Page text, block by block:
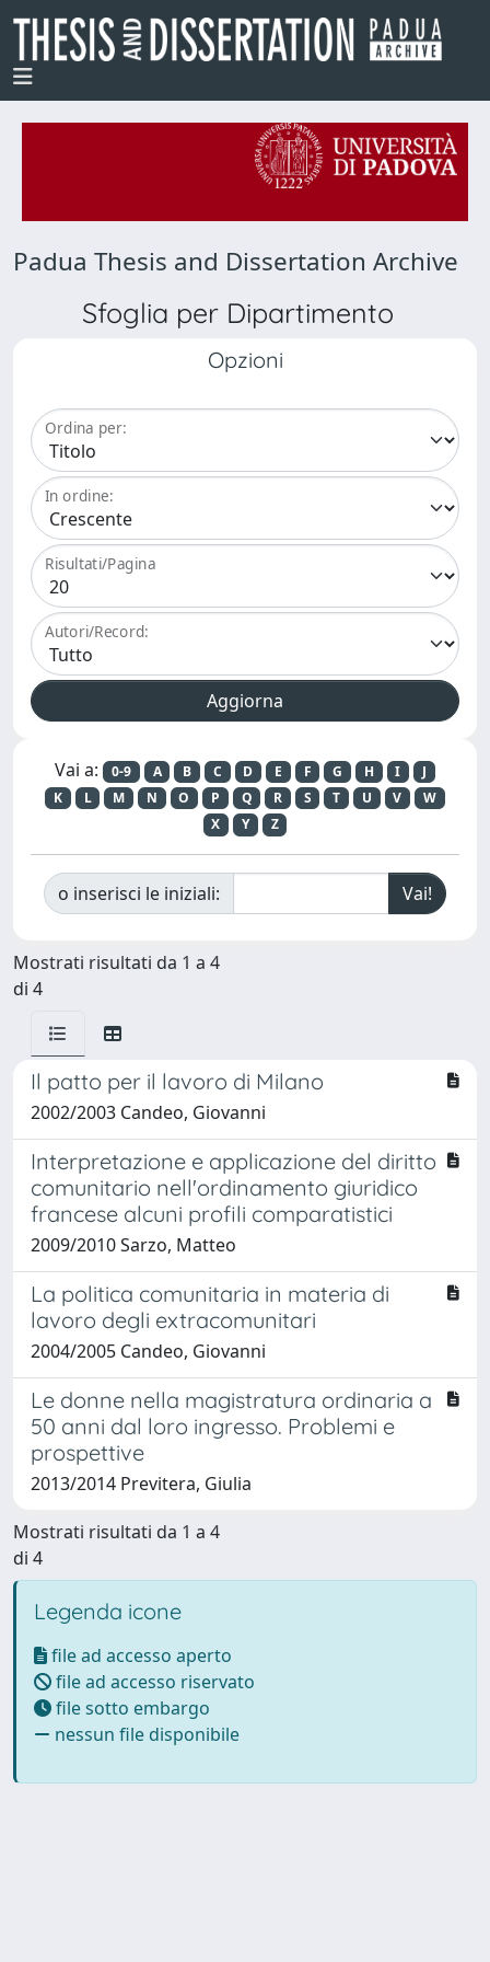
Padua Thesis and Dissertation Archive
Sfoglia per Dipartimento
Opzioni
Ordina per:
In ordine:
Risultati/Pagina
Autori/Record:
Vai a: 0-9 A B C D E F G H I
J
K
L M N O P Q R S T U V
W
X
Y Z
o inserisci le iniziali:
Mostrati risultati da 1 a 4
di 4
Il patto per il lavoro di Milano
2002/2003 Candeo, Giovanni
Interpretazione e applicazione del diritto
comunitario nell'ordinamento giuridico
francese alcuni profili comparatistici
2009/2010 Sarzo, Matteo
La politica comunitaria in materia di
lavoro degli extracomunitari
2004/2005 Candeo, Giovanni
Le donne nella magistratura ordinaria a
50 anni dal loro ingresso. Problemi e
prospettive
2013/2014 Previtera, Giulia
Mostrati risultati da 1 a 4
di 4
Legenda icone
file ad accesso aperto
file ad accesso riservato
file sotto embargo
nessun file disponibile